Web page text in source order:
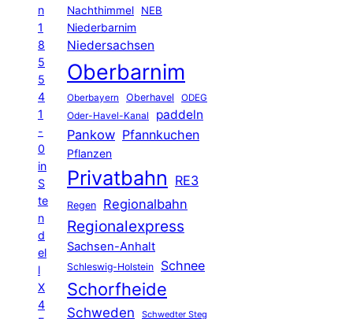
n
1
8
5
5
4
1
-
0
in
S
te
n
d
el
l
X
4
Nachthimmel
NEB
Niederbarnim
Niedersachsen
Oberbarnim
Oberbayern Oberhavel ODEG
Oder-Havel-Kanal paddeln
Pankow Pfannkuchen
Pflanzen
Privatbahn RE3
Regen Regionalbahn
Regionalexpress
Sachsen-Anhalt
Schleswig-Holstein Schnee
Schorfheide
Schweden Schwedter Steg